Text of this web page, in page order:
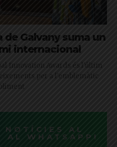
de Galvany suma un
internacional
Innovation Awards és l'últim
per a l'emblemàtic
NOTÍCIES AL
AL WHATSAPP!